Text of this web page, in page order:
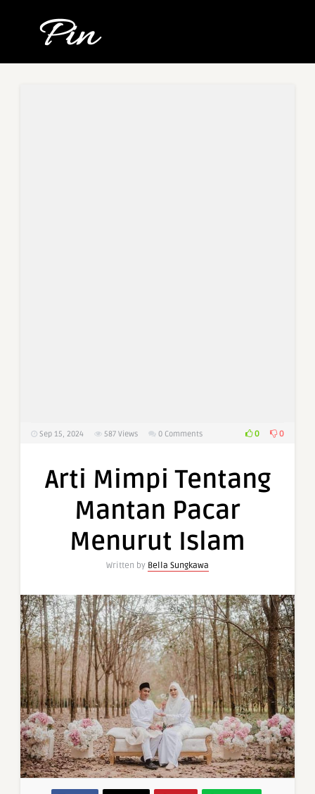
Sep 15, 2024 587 Views 0 Comments 0 0
Arti Mimpi Tentang
Mantan Pacar
Menurut Islam
Written by Bella Sungkawa